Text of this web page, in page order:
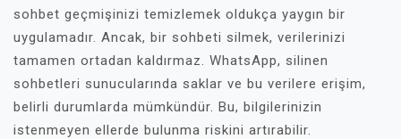
sohbet geçmişinizi temizlemek oldukça yaygın bir
uygulamadır. Ancak, bir sohbeti silmek, verilerinizi
tamamen ortadan kaldırmaz. WhatsApp, silinen
sohbetleri sunucularında saklar ve bu verilere erişim,
belirli durumlarda mümkündür. Bu, bilgilerinizin
istenmeyen ellerde bulunma riskini artırabilir.